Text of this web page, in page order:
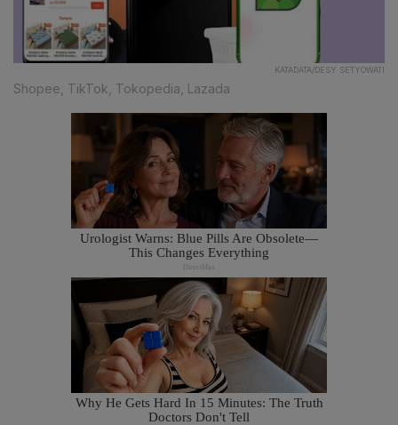
KATADATA/DESY SETYOWATI
Shopee, TikTok, Tokopedia, Lazada